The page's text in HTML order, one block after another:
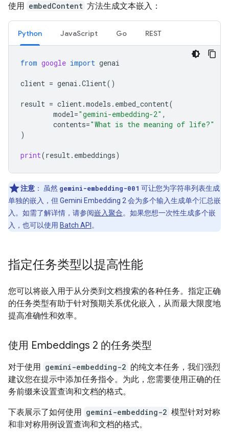
使用 embedContent 方法生成文本嵌入：
Python JavaScript Go REST
from google import genai
client = genai .Client()
result = client.models . embed_content(
model="gemini-embedding-2" ,
contents="What is the meaning of life?"
)
print(result. embeddings)
注意 ： 虽然 gemini-embedding-001 可让您为字符串列表生成
单独的嵌入，但 Gemini Embedding 2 会为多个输入生成单个汇总嵌
入。如需了解详情，请参阅嵌入聚合。如果您想一次性生成多个嵌
入，也可以使用 Batch API 。
指定任务类型以提高性能
您可以将嵌入用于从分类到文档搜索的各种任务。指定正确
的任务类型有助于针对预期关系优化嵌入，从而最大限度地
提高准确性和效率。
使用 Embeddings 2 的任务类型
对于使用 gemini-embedding-2 的纯文本任务，我们强烈
建议您在提示中添加任务指令。为此，您需要使用正确的任
务前缀来设置查询和文档的格式。
下表展示了如何使用 gemini-embedding-2 模型针对对称
和非对称用例设置查询和文档的格式。